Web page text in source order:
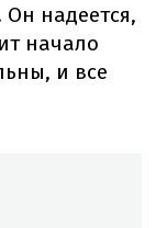
надеется,
начало
и все